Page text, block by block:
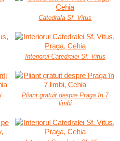
Catedrala Sf. Vitus
Interiorul Catedralei Sf. Vitus
Pliant gratuit despre Praga în 7
limbi